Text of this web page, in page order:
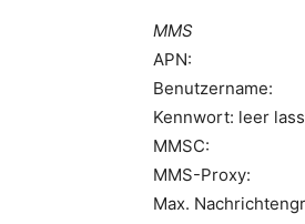
MMS
APN:
Benutzername:
Kennwort: leer
MMSC:
MMS-Proxy:
Max.